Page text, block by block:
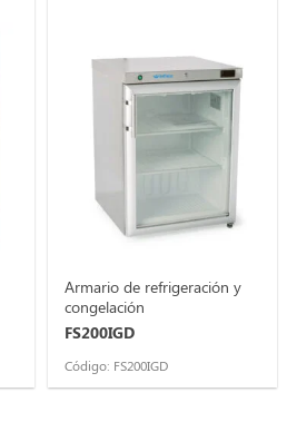
Armario de refrigeración y
congelación
FS200IGD
Código: FS200IGD